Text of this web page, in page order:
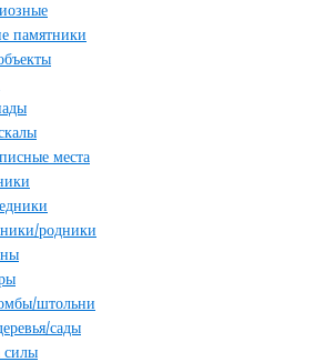
памятники
места
родники
штольни
сады
силы